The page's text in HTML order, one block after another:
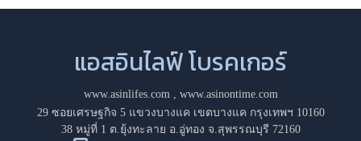
แอสอินไลฟ์ โบรคเกอร์
www.asinlifes.com, www.asinontime.com
29 ซอยเศรษฐกิจ 5 แขวงบางแค เขตบางแค กรุงเทพฯ 10160
38 หมู่ที่ 1 ต.ยุ้งทะลาย อ.อู่ทอง จ.สุพรรณบุรี 72160